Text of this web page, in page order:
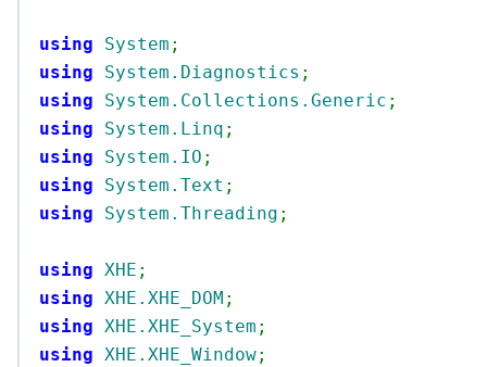
using System ;
using
System.Diagnostics ;
using
System.Collections.Generic ;
using
System.Linq ;
using
System.IO ;
using
System.Text ;
using
System.Threading ;
using XHE ;
using XHE.XHE_DOM ;
using XHE.XHE_System ;
using XHE.XHE_Window;